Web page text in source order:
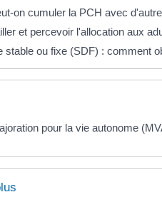
on cumuler la PCH avec
et percevoir l'allocation aux
stable ou fixe (SDF) : comment
pour la vie autonome